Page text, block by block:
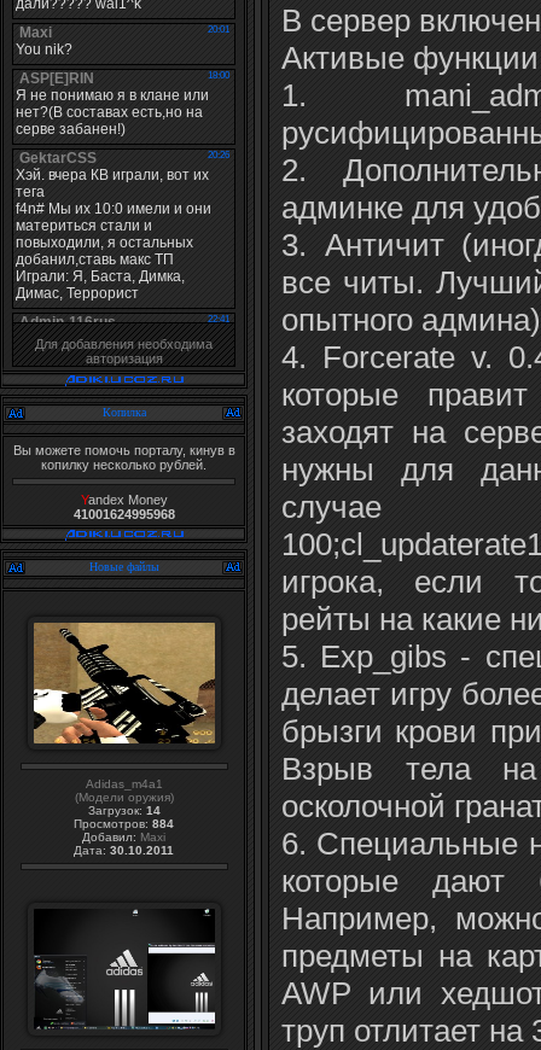
Для добавления необходима
авторизация
Копилка
Вы можете помочь порталу, кинув в
копилку несколько рублей.
Yandex Money
41001624995968
Новые файлы
Adidas_m4a1
(Модели оружия)
Загрузок: 14
Просмотров: 884
Добавил: Maxi
Дата: 30.10.2011
В сервер
Активые
1.
2.
админке для
3. Античит
все читы.
опытного админа)
4. Forcerate v.
которые
заходят на
нужны для
случае
игрока, если
рейты на какие
5. Exp_gibs -
делает игру
брызги крови
Взрыв тела
осколочной
6. Специальные
которые дают
Например,
предметы на
AWP или
труп отлитает